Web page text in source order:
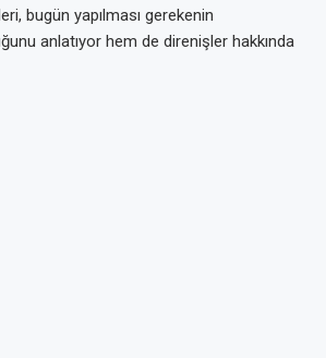
bugün yapılması gerekenin
anlatıyor hem de direnişler hakkında